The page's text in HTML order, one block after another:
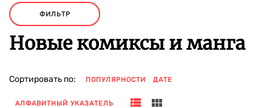
ФИЛЬТР
Новые комиксы и манга
Сортировать по: ПОПУЛЯРНОСТИ ДАТЕ
АЛФАВИТНЫЙ УКАЗАТЕЛЬ